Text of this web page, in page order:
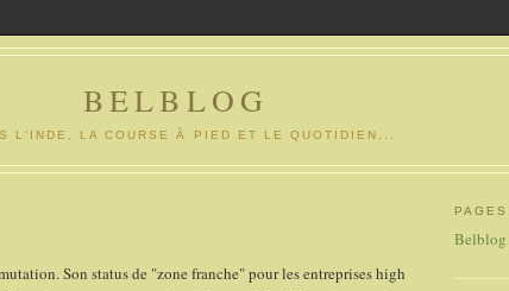
BELBLOG
L'INDE, LA COURSE À PIED ET LE QUOTIDIEN...
Son status de "zone franche" pour les entreprises high
PAGES
Belblog